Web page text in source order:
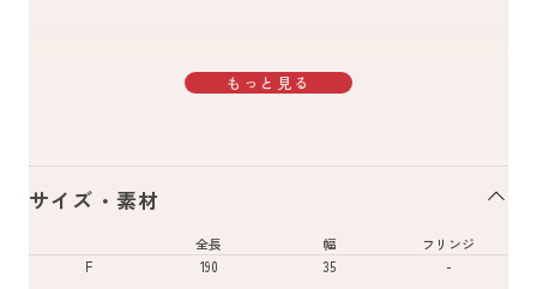
もっと見る
サイズ・素材
全長 幅
フリンジ
F
190 35 -